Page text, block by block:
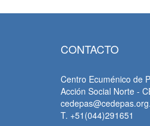
CONTACTO
Centro Ecuménico de
Acción Social Norte -
T. +51(044)291651